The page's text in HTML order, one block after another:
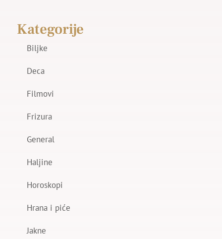
Kategorije
Biljke
Deca
Filmovi
Frizura
General
Haljine
Horoskopi
Hrana i piće
Jakne